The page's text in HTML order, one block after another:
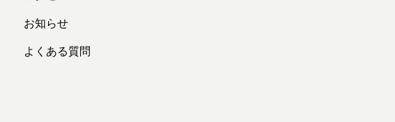
お知らせ
よくある質問